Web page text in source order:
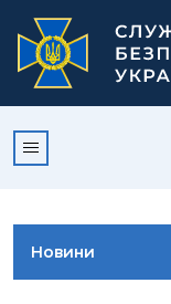
Новини